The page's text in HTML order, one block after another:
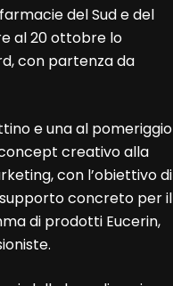
del Sud e del
al 20 ottobre lo
con partenza da
e una al pomeriggio
creativo alla
con l’obiettivo di
concreto per il
di prodotti Eucerin,